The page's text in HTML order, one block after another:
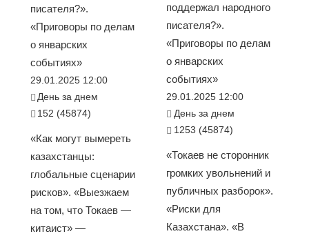
писателя?».
«Приговоры по делам
о январских
событиях»
29.01.2025 12:00
День за днем
152 (45874)
«Как могут вымереть
казахстанцы:
глобальные сценарии
рисков». «Выезжаем
на том, что Токаев —
китаист» —
поддержал народного
писателя?».
«Приговоры по делам
о январских
событиях»
29.01.2025 12:00
День за днем
1253 (45874)
«Токаев не сторонник
громких увольнений и
публичных разборок».
«Риски для
Казахстана». «В